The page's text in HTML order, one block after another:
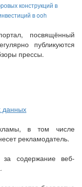
конструкций в
в ooh
посвящённый
публикуются
прессы.
данных
в том числе
рекламодатель.
за содержание веб-